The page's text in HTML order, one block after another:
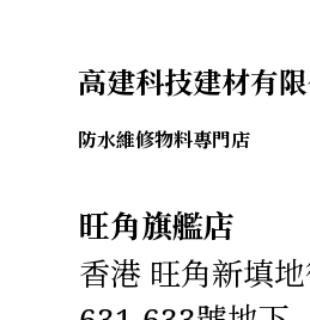
高建科技建材有
防水維修物料
旺角旗艦店
香港 旺角新填